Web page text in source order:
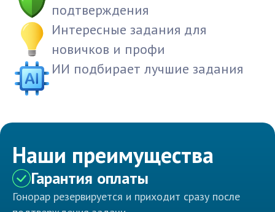
подтверждения
Интересные задания для
новичков и профи
ИИ подбирает лучшие задания
Наши преимущества
Гарантия оплаты
Гонорар резервируется и приходит сразу после